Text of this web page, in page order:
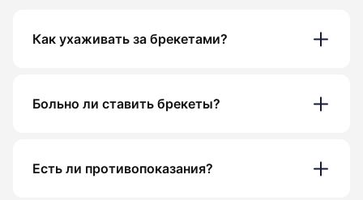
Как ухаживать за брекетами?
Больно ли ставить брекеты?
Есть ли противопоказания?